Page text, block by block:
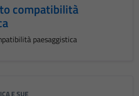
compatibilità
paesaggistica
E SUE